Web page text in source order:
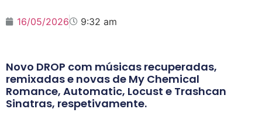
16/05/2026 9:32 am
Novo DROP com músicas recuperadas,
remixadas e novas de My Chemical
Romance, Automatic, Locust e Trashcan
Sinatras, respetivamente.